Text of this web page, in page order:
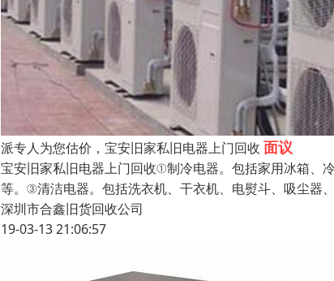
派专人为您估价，宝安旧家私旧电器上门回收 面议
宝安旧家私旧电器上门回收①制冷电器。包括家用冰箱、
等。③清洁电器。包括洗衣机、干衣机、电熨斗、吸尘器
深圳市合鑫旧货回收公司
19-03-13 21:06:57